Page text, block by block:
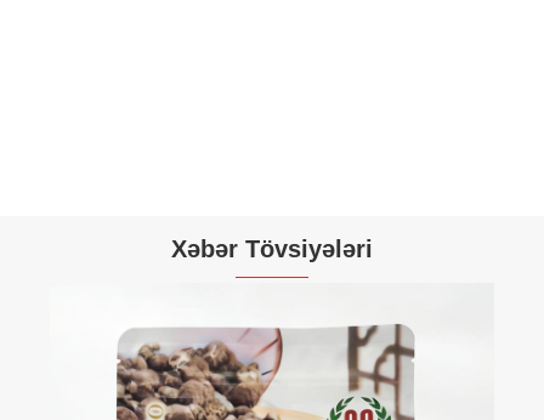
Xəbər Tövsiyələri